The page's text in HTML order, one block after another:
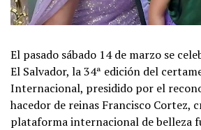
El pasado sábado 14 de marzo se
El Salvador, la 34ª edición del
Internacional, presidido por el
hacedor de reinas Francisco Cortez,
plataforma internacional de belleza